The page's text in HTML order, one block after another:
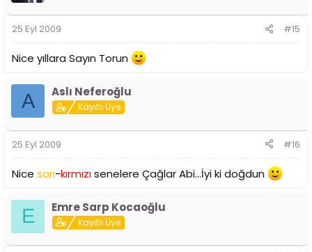
25 Eyl 2009 #15
Nice yıllara Sayın Torun
A Aslı Neferoğlu
Kayıtlı Üye
25 Eyl 2009 #16
Nice sarı-kırmızısenelere Çağlar Abi...İyi ki doğdun
E Emre Sarp Kocaoğlu
Kayıtlı Üye